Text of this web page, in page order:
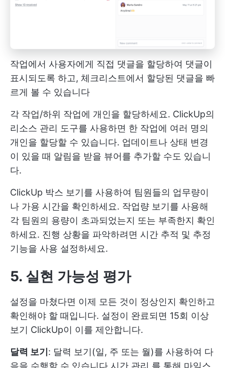
작업에서 사용자에게 직접 댓글을 할당하여 댓글이
표시되도록 하고, 체크리스트에서 할당된 댓글을 빠
르게 볼 수 있습니다
각 작업/하위 작업에 개인을 할당하세요. ClickUp의
리소스 관리 도구를 사용하면 한 작업에 여러 명의
개인을 할당할 수 있습니다. 업데이트나 상태 변경
이 있을 때 알림을 받을 뷰어를 추가할 수도 있습니
다.
ClickUp 박스 보기를 사용하여 팀원들의 업무량이
나 가용 시간을 확인하세요. 작업량 보기를 사용해
각 팀원의 용량이 초과되었는지 또는 부족한지 확인
하세요. 진행 상황을 파악하려면 시간 추적 및 추정
기능을 사용 설정하세요.
5. 실현 가능성 평가
설정을 마쳤다면 이제 모든 것이 정상인지 확인하고
확인해야 할 때입니다. 설정이 완료되면 15회 이상
보기 ClickUp이 이를 제안합니다.
달력 보기: 달력 보기(일, 주 또는 월)를 사용하여 다
음을 수행할 수 있습니다 시간 관리 를 통해 마일스